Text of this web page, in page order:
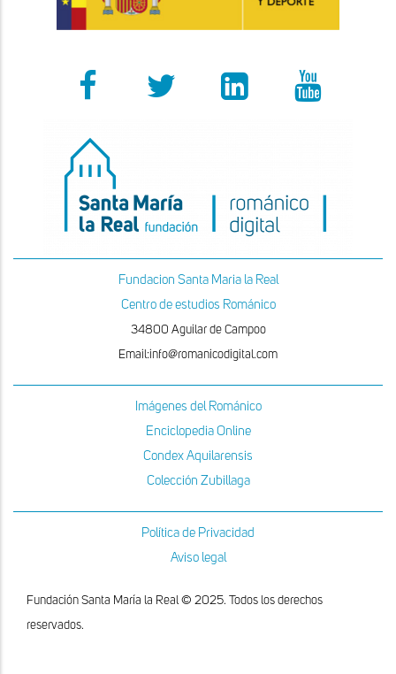
Fundacion Santa Maria la Real
Centro de estudios Románico
34800 Aguilar de Campoo
Email:info@romanicodigital.com
Imágenes del Románico
Enciclopedia Online
Condex Aquilarensis
Colección Zubillaga
Política de Privacidad
Aviso legal
Fundación Santa María la Real © 2025. Todos los derechos
reservados.